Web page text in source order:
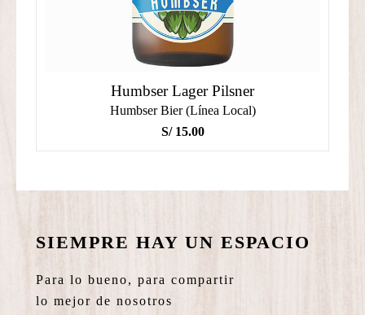
Humbser Lager Pilsner
Humbser Bier (Línea Local)
S/15.00
SIEMPRE HAY UN ESPACIO
Para lo bueno, para compartir
lo mejor de nosotros